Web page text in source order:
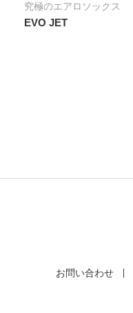
究極のエアロソックス
EVO JET
お問い合わせ